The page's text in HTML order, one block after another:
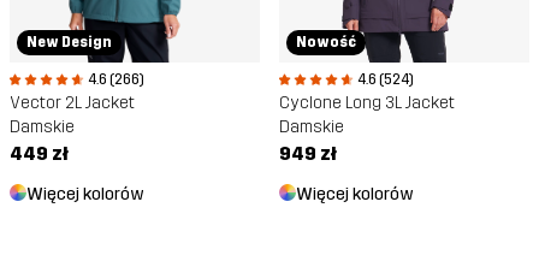
New Design
4.6 (266)
Vector 2L Jacket
Damskie
449 zł
Więcej kolorów
Nowość
4.6 (524)
Cyclone Long 3L Jacket
Damskie
949 zł
Więcej kolorów